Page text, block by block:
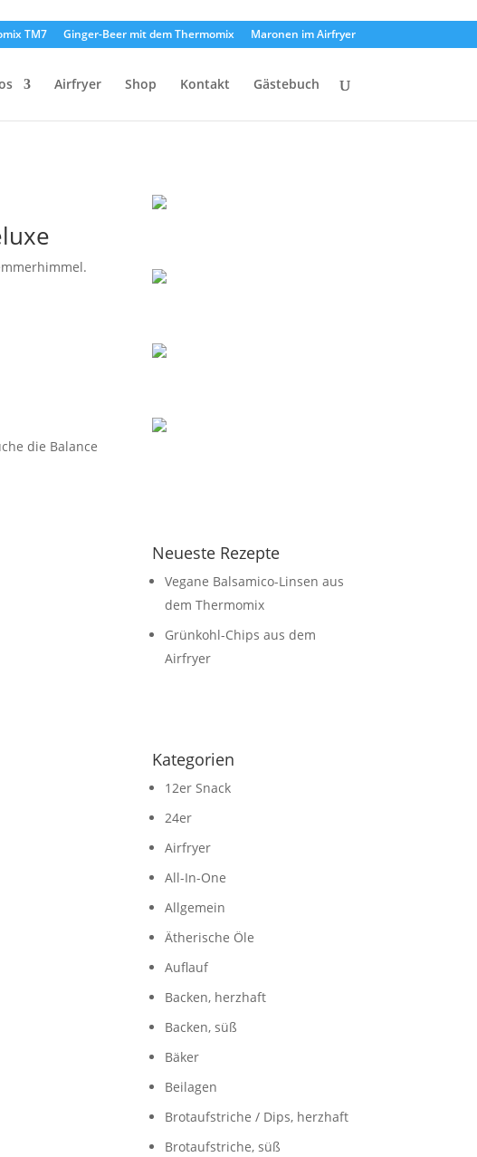
TM7 Ginger-Beer mit dem Thermomix Maronen im Airfryer
Airfryer Shop Kontakt Gästebuch
die Balance
Neueste Rezepte
Vegane Balsamico-Linsen aus
dem Thermomix
Grünkohl-Chips aus dem
Airfryer
Kategorien
12er Snack
24er
Airfryer
All-In-One
Allgemein
Ätherische Öle
Auflauf
Backen, herzhaft
Backen, süß
Bäker
Beilagen
Brotaufstriche / Dips, herzhaft
Brotaufstriche, süß